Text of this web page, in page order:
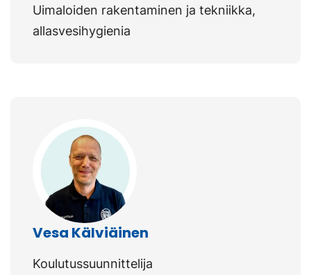
Uimaloiden rakentaminen ja tekniikka,
allasvesihygienia
Vesa Kälviäinen
Koulutussuunnittelija